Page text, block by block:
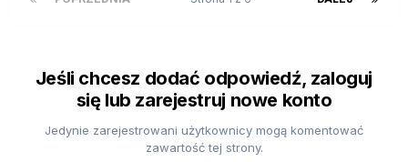
Jeśli chcesz dodać odpowiedź, zaloguj
się lub zarejestruj nowe konto
Jedynie zarejestrowani użytkownicy mogą komentować
zawartość tej strony.